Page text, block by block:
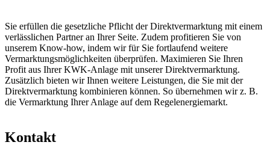
Sie erfüllen die gesetzliche Pflicht der Direktvermarktung mit einem
verlässlichen Partner an Ihrer Seite. Zudem profitieren Sie von
unserem Know-how, indem wir für Sie fortlaufend weitere
Vermarktungsmöglichkeiten überprüfen. Maximieren Sie Ihren
Profit aus Ihrer KWK-Anlage mit unserer Direktvermarktung.
Zusätzlich bieten wir Ihnen weitere Leistungen, die Sie mit der
Direktvermarktung kombinieren können. So übernehmen wir z. B.
die Vermarktung Ihrer Anlage auf dem Regelenergiemarkt.
Kontakt